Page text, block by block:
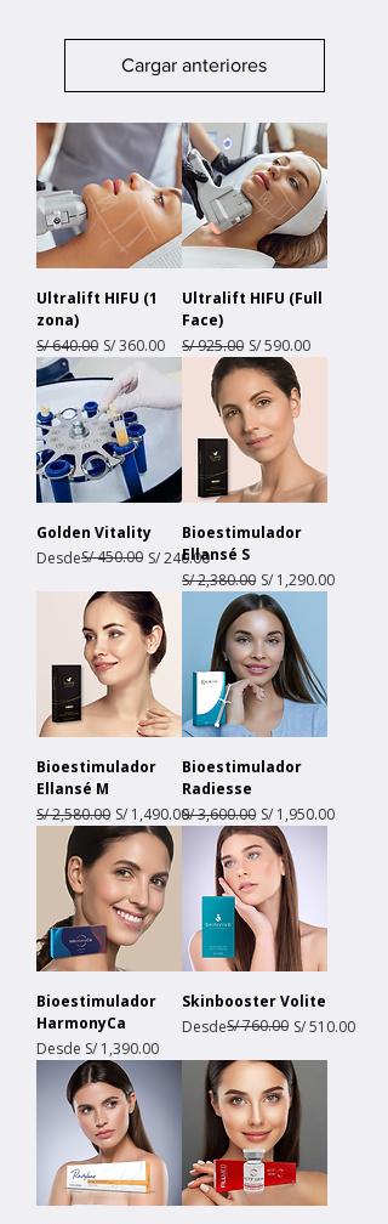
Cargar anteriores
Ultralift HIFU (1
zona)
Precio
S/ 640.00 Precio de oferta
S/ 360.00
Ultralift HIFU (Full
Face)
Precio
S/ 925.00 Precio de oferta
S/ 590.00
Golden Vitality
Desde
PrecioS/ 450.00 S/ 240.00
Precio de oferta
Bioestimulador
Ellansé S
Precio
S/ 2,380.00 Precio de oferta
S/ 1,290.00
Bioestimulador
Ellansé M
Precio
S/ 2,580.00 Precio de oferta
S/ 1,490.00
Bioestimulador
Radiesse
Precio
S/ 3,600.00 Precio de oferta
S/ 1,950.00
Bioestimulador
HarmonyCa
Desde S/ 1,390.00
Precio de oferta
Skinbooster Volite
Desde
PrecioS/ 760.00 S/ 510.00
Precio de oferta